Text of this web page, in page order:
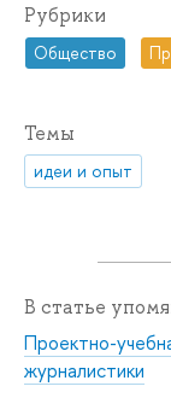
Рубрики
Общество
Темы
идеи и опыт
В статье
Проектно-
журналистики